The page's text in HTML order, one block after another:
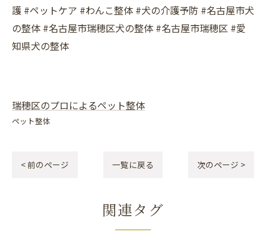
護 #ペットケア #わんこ整体 #犬の介護予防 #名古屋市犬
の整体 #名古屋市瑞穂区犬の整体 #名古屋市瑞穂区 #愛
知県犬の整体
瑞穂区のプロによるペット整体
ペット整体
< 前のページ 一覧に戻る 次のページ >
関連タグ